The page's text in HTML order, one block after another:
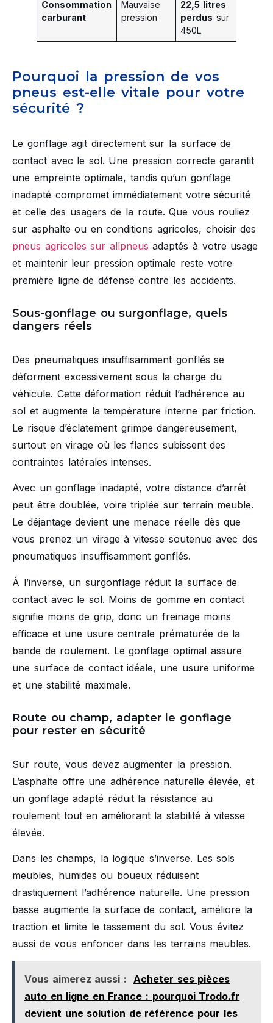
Consommation
carburant
Mauvaise
pression
22,5 litres
perdus sur
450L
Pourquoi la pression de vos
pneus est-elle vitale pour votre
sécurité ?
Le gonflage agit directement sur la surface de
contact avec le sol. Une pression correcte garantit
une empreinte optimale, tandis qu’un gonflage
inadapté compromet immédiatement votre sécurité
et celle des usagers de la route. Que vous rouliez
sur asphalte ou en conditions agricoles, choisir des
pneus agricoles sur allpneus adaptés à votre usage
et maintenir leur pression optimale reste votre
première ligne de défense contre les accidents.
Sous-gonflage ou surgonflage, quels
dangers réels
Des pneumatiques insuffisamment gonflés se
déforment excessivement sous la charge du
véhicule. Cette déformation réduit l’adhérence au
sol et augmente la température interne par friction.
Le risque d’éclatement grimpe dangereusement,
surtout en virage où les flancs subissent des
contraintes latérales intenses.
Avec un gonflage inadapté, votre distance d’arrêt
peut être doublée, voire triplée sur terrain meuble.
Le déjantage devient une menace réelle dès que
vous prenez un virage à vitesse soutenue avec des
pneumatiques insuffisamment gonflés.
À l’inverse, un surgonflage réduit la surface de
contact avec le sol. Moins de gomme en contact
signifie moins de grip, donc un freinage moins
efficace et une usure centrale prématurée de la
bande de roulement. Le gonflage optimal assure
une surface de contact idéale, une usure uniforme
et une stabilité maximale.
Route ou champ, adapter le gonflage
pour rester en sécurité
Sur route, vous devez augmenter la pression.
L’asphalte offre une adhérence naturelle élevée, et
un gonflage adapté réduit la résistance au
roulement tout en améliorant la stabilité à vitesse
élevée.
Dans les champs, la logique s’inverse. Les sols
meubles, humides ou boueux réduisent
drastiquement l’adhérence naturelle. Une pression
basse augmente la surface de contact, améliore la
traction et limite le tassement du sol. Vous évitez
aussi de vous enfoncer dans les terrains meubles.
Vous aimerez aussi :
Acheter ses pièces
auto en ligne en France : pourquoi Trodo.fr
devient une solution de référence pour les